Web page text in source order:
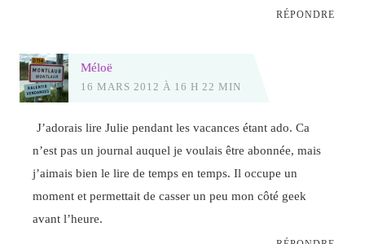
RÉPONDRE
Méloë
16 MARS 2012 À 16 H 22 MIN
J’adorais lire Julie pendant les vacances étant ado. Ca
n’est pas un journal auquel je voulais être abonnée, mais
j’aimais bien le lire de temps en temps. Il occupe un
moment et permettait de casser un peu mon côté geek
avant l’heure.